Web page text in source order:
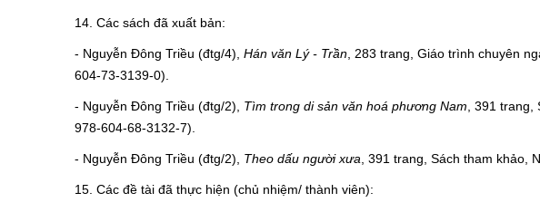
14. Các sách đã xuất bản:
- Nguyễn Đông Triều (đtg/4), Hán văn Lý - Trần , 283 trang, Giáo trình chuyên
604-73-3139-0).
- Nguyễn Đông Triều (đtg/2), Tìm trong di sản văn hoá phương Nam , 391
978-604-68-3132-7).
- Nguyễn Đông Triều (đtg/2), Theo dấu người xưa , 391 trang, Sách tham khảo,
15. Các đề tài đã thực hiện (chủ nhiệm/ thành viên):